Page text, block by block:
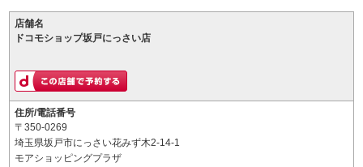
店舗名
ドコモショップ坂戸にっさい店
住所/電話番号
〒350-0269
埼玉県坂戸市にっさい花みず木2-14-1
モアショッピングプラザ